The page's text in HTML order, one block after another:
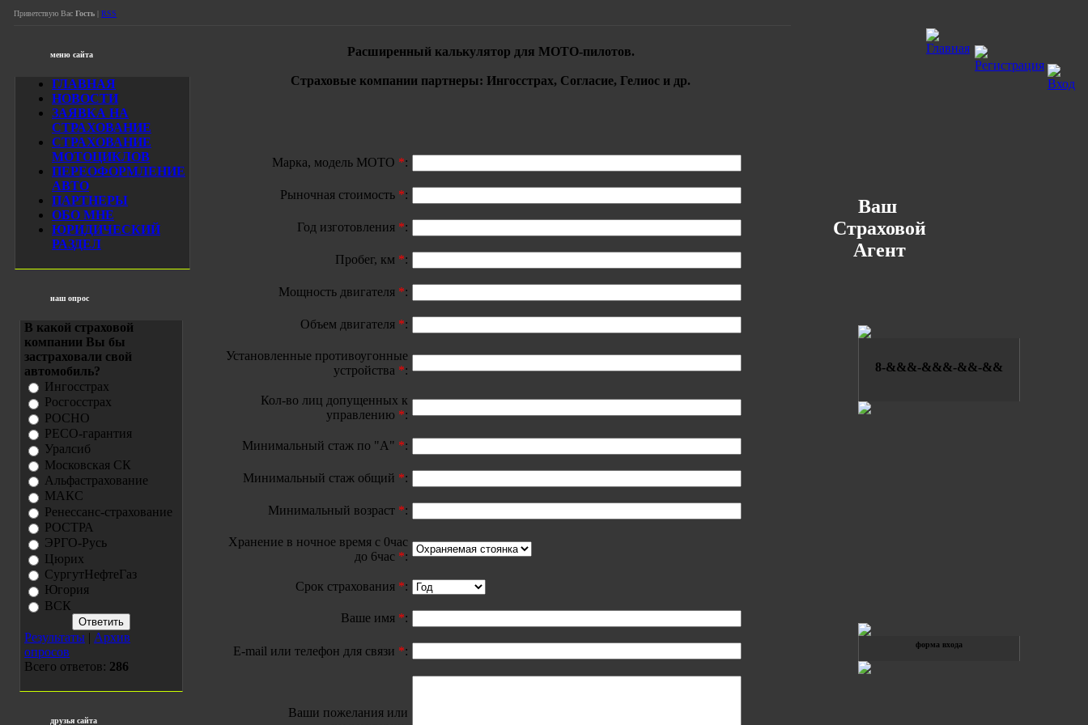
Приветствую Вас Гость | RSS
меню сайта
ГЛАВНАЯ
НОВОСТИ
ЗАЯВКА НА
СТРАХОВАНИЕ
СТРАХОВАНИЕ
МОТОЦИКЛОВ
ПЕРЕОФОРМЛЕНИЕ
АВТО
ПАРТНЕРЫ
ОБО МНЕ
ЮРИДИЧЕСКИЙ
РАЗДЕЛ
наш опрос
В какой страховой
компании Вы бы
застраховали свой
автомобиль?
Ингосстрах
Росгосстрах
РОСНО
РЕСО-гарантия
Уралсиб
Московская СК
Альфастрахование
МАКС
Ренессанс-страхование
РОСТРА
ЭРГО-Русь
Цюрих
СургутНефтеГаз
Югория
ВСК
Результаты | Архив
опросов
Всего ответов: 286
друзья сайта
Расширенный калькулятор для МОТО-пилотов.
Страховые компании партнеры: Ингосстрах, Согласие, Гелиос и др.
Марка, модель МОТО *:
Рыночная стоимость *:
Год изготовления *:
Пробег, км *:
Мощность двигателя *:
Объем двигателя *:
Установленные противоугонные
устройства *:
Кол-во лиц допущенных к
управлению *:
Минимальный стаж по "А" *:
Минимальный стаж общий *:
Минимальный возраст *:
Хранение в ночное время с 0час
до 6час *:
Срок страхования *:
Ваше имя *:
E-mail или телефон для связи *:
Ваши пожелания или
Ваш
Страховой
Агент
8-&&&-&&&-&&-&&
форма входа